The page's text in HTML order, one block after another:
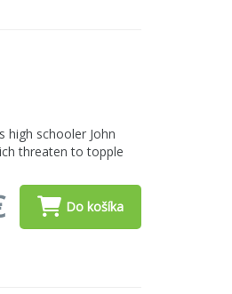
high schooler John
threaten to topple
Do košíka